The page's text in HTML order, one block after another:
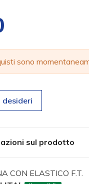
sono
desideri
sul prodotto
CON ELASTICO F.T.